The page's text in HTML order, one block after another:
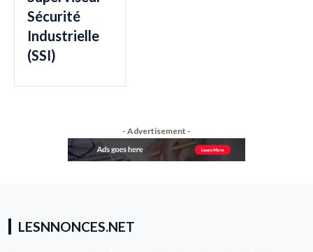
Sécurité
Industrielle
(SSI)
- Advertisement -
LESNNONCES.NET